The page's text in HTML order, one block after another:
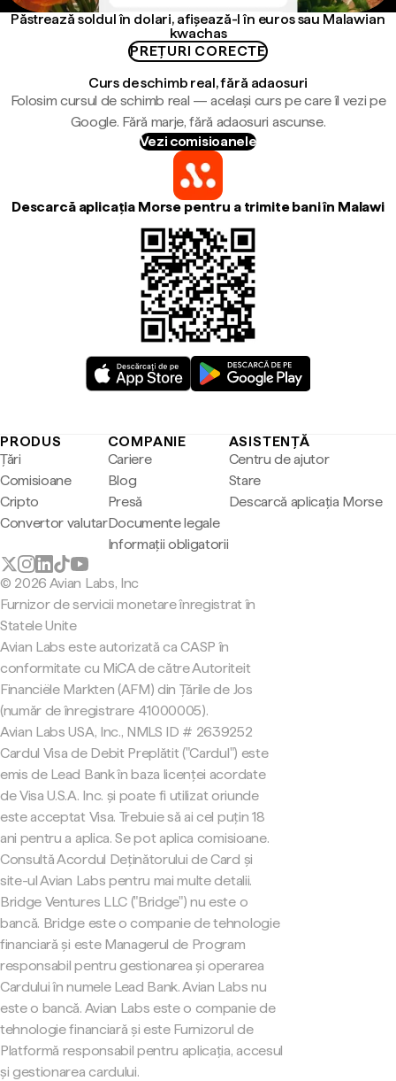
Păstrează soldul în dolari, afișează-l în euros sau Malawian
kwachas
PREȚURI CORECTE
Curs de schimb real, fără adaosuri
Folosim cursul de schimb real — același curs pe care îl vezi pe
Google. Fără marje, fără adaosuri ascunse.
Vezi comisioanele
Descarcă aplicația Morse pentru a trimite bani în Malawi
PRODUS
Țări
Comisioane
Cripto
Convertor valutar
COMPANIE
Cariere
Blog
Presă
Documente legale
Informații obligatorii
ASISTENȚĂ
Centru de ajutor
Stare
Descarcă aplicația Morse
© 2026 Avian Labs, Inc
Furnizor de servicii monetare înregistrat în
Statele Unite
Avian Labs este autorizată ca CASP în
conformitate cu MiCA de către Autoriteit
Financiële Markten (AFM) din Țările de Jos
(număr de înregistrare 41000005).
Avian Labs USA, Inc., NMLS ID # 2639252
Cardul Visa de Debit Preplătit ("Cardul") este
emis de Lead Bank în baza licenței acordate
de Visa U.S.A. Inc. și poate fi utilizat oriunde
este acceptat Visa. Trebuie să ai cel puțin 18
ani pentru a aplica. Se pot aplica comisioane.
Consultă Acordul Deținătorului de Card și
site-ul Avian Labs pentru mai multe detalii.
Bridge Ventures LLC ("Bridge") nu este o
bancă. Bridge este o companie de tehnologie
financiară și este Managerul de Program
responsabil pentru gestionarea și operarea
Cardului în numele Lead Bank. Avian Labs nu
este o bancă. Avian Labs este o companie de
tehnologie financiară și este Furnizorul de
Platformă responsabil pentru aplicația, accesul
și gestionarea cardului.